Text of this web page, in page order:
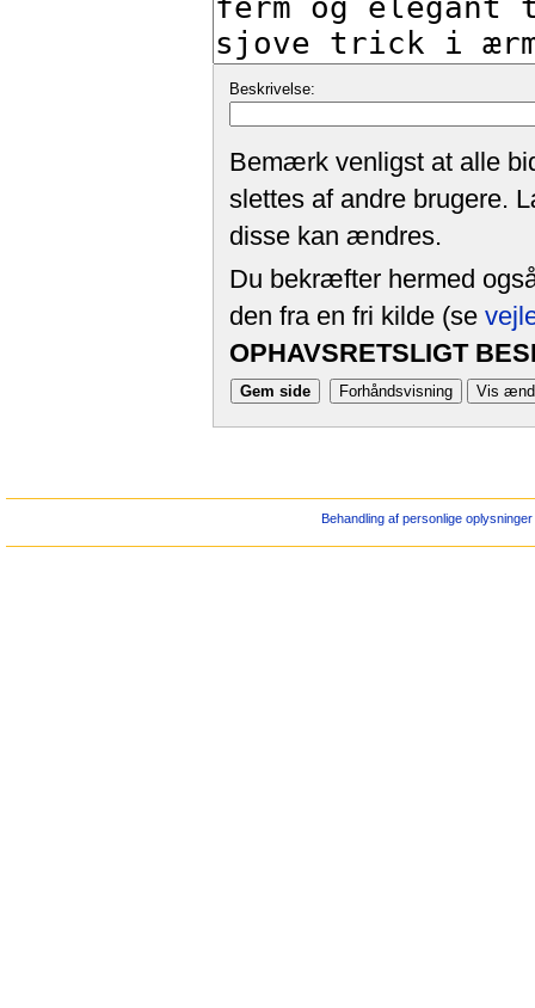
Beskrivelse:
Bemærk venligst at alle
slettes af andre brugere.
disse kan ændres.
Du bekræfter hermed
den fra en fri kilde (se
OPHAVSRETSLIGT
Behandling af personlige oplysninger